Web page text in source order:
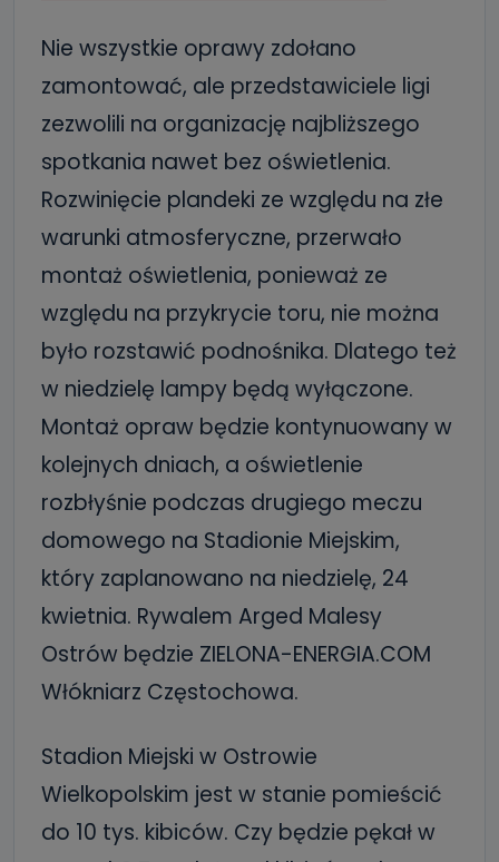
Nie wszystkie oprawy zdołano
zamontować, ale przedstawiciele ligi
zezwolili na organizację najbliższego
spotkania nawet bez oświetlenia.
Rozwinięcie plandeki ze względu na złe
warunki atmosferyczne, przerwało
montaż oświetlenia, ponieważ ze
względu na przykrycie toru, nie można
było rozstawić podnośnika. Dlatego też
w niedzielę lampy będą wyłączone.
Montaż opraw będzie kontynuowany w
kolejnych dniach, a oświetlenie
rozbłyśnie podczas drugiego meczu
domowego na Stadionie Miejskim,
który zaplanowano na niedzielę, 24
kwietnia. Rywalem Arged Malesy
Ostrów będzie ZIELONA-ENERGIA.COM
Włókniarz Częstochowa.
Stadion Miejski w Ostrowie
Wielkopolskim jest w stanie pomieścić
do 10 tys. kibiców. Czy będzie pękał w